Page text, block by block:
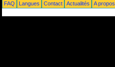
FAQ
Langues Contact Actualités A propos